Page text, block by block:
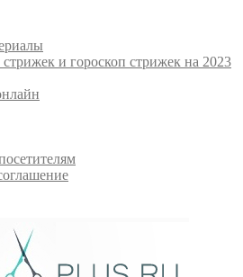
и гороскоп стрижек на 2023